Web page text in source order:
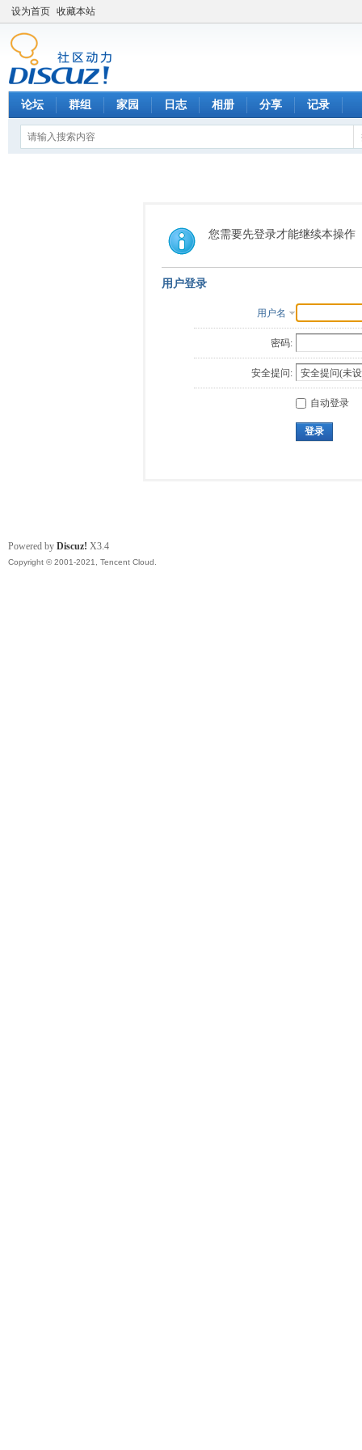
设为首页 收藏本站
论坛 群组 家园 日志 相册 分享 记录
您需要先登录才能继续本操作
用户登录
用户名
密码:
安全提问:
自动登录
登录
Powered by Discuz! X3.4
Copyright © 2001-2021, Tencent Cloud.